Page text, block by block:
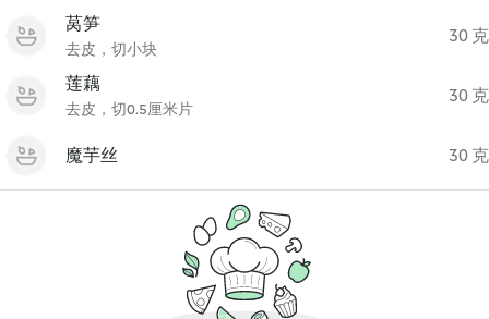
莴笋
去皮，切小块
30 克
莲藕
去皮，切0.5厘米片
30 克
魔芋丝 30 克